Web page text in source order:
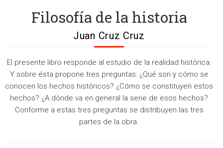
Filosofía de la historia
Juan Cruz Cruz
El presente libro responde al estudio de la realidad histórica.
Y sobre ésta propone tres preguntas: ¿Qué son y cómo se
conocen los hechos históricos? ¿Cómo se constituyen estos
hechos? ¿A dónde va en general la serie de esos hechos?
Conforme a estas tres preguntas se distribuyen las tres
partes de la obra.